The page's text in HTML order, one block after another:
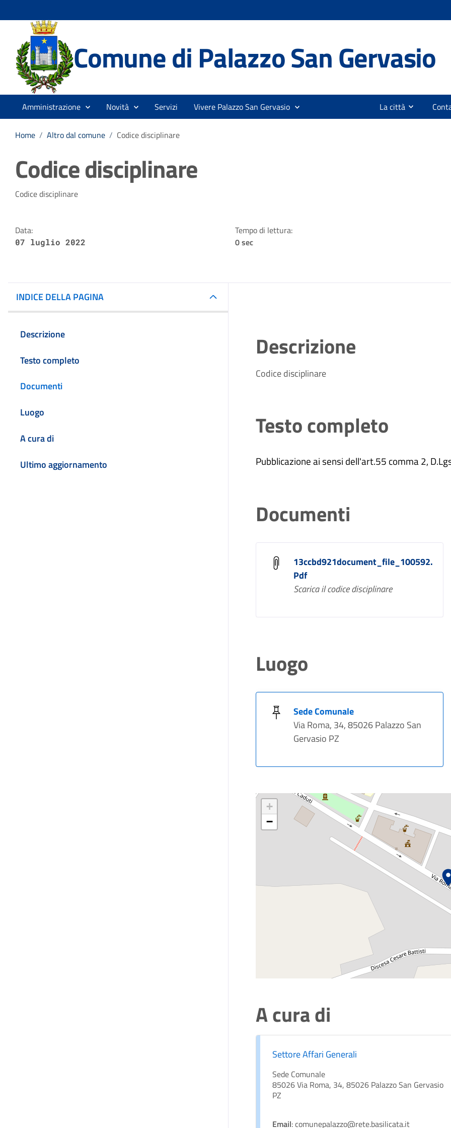
Comune di Palazzo San Gervasio
Amministrazione Novità Servizi Vivere Palazzo San Gervasio La città
Home / Altro dal comune / Codice disciplinare
Codice disciplinare
Dettagli della notizia
Codice disciplinare
Data:
07 luglio 2022
Tempo di lettura:
0 sec
INDICE DELLA PAGINA
Descrizione
Testo completo
Documenti
Luogo
A cura di
Ultimo aggiornamento
Descrizione
Codice disciplinare
Testo completo
Pubblicazione ai sensi dell'art.55 comma 2,
Documenti
13ccbd921document_file_100592.
Pdf
Scarica il codice disciplinare
Luogo
Sede Comunale
Via Roma, 34, 85026 Palazzo San
Gervasio PZ
+
−
A cura di
Settore Affari Generali
Sede Comunale
85026 Via Roma, 34, 85026 Palazzo San Gervasio
PZ
Email: comunepalazzo@rete.basilicata.it